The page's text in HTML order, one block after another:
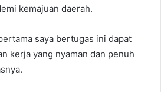
kemajuan daerah.
saya bertugas ini dapat
kerja yang nyaman dan penuh